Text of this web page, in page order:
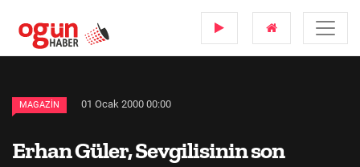
MAGAZIN 01 Ocak 2000 00:00
Erhan Güler, Sevgilisinin son